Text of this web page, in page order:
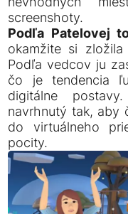
screenshoty.
Podľa Patelovej
okamžite si
Podľa vedcov ju
čo je tendencia
digitálne
navrhnutý tak, aby
do virtuálneho
pocity.